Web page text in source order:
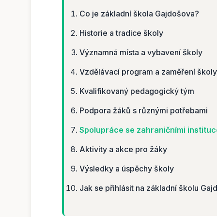
Co je základní škola Gajdošova?
Historie a tradice školy
Významná místa a vybavení školy
Vzdělávací program a zaměření školy
Kvalifikovaný pedagogický tým
Podpora žáků s různými potřebami
Spolupráce se zahraničními
Aktivity a akce pro žáky
Výsledky a úspěchy školy
Jak se přihlásit na základní školu